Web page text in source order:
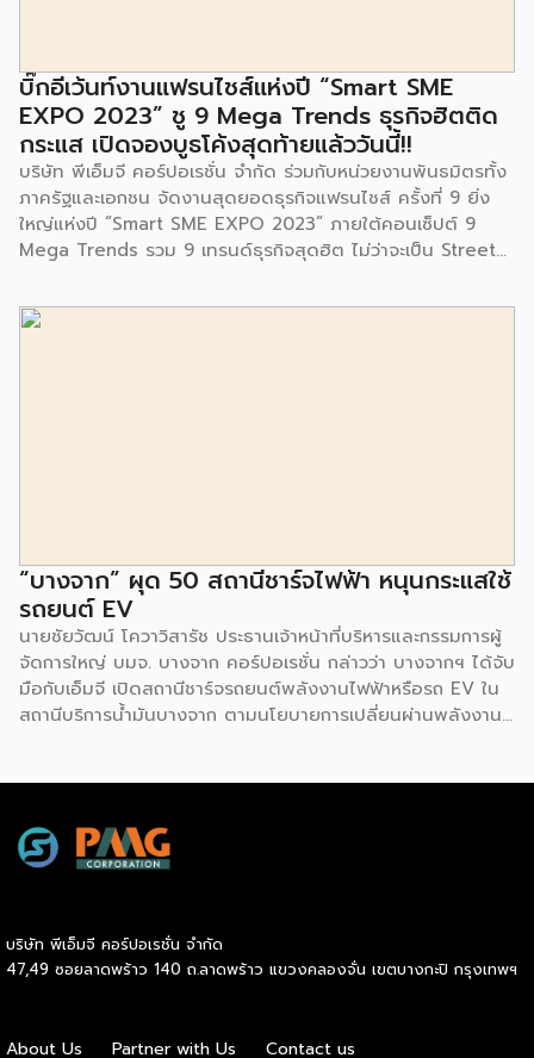
จนประชาชนในชุมชนและพื้นที่ใกล้เคียง รวมถึงคณะครู ผู้ปกครอง
และนักเรียนจากศูนย์พัฒนาเด็กเล็กก่อนวัยเรียน ชุมชนเกาะมุสลิม
ร่วมเป็นเกียรติในพิธีดังกล่าว โครงการกำจัดมูลฝอยด้วยวิธีการ
เผาไหม้ฯ ยังมีกิจกรรมเพื่อสังคมหรือ CSR อื่นๆ อีกมากมาย กับ
ชุมชนรอบๆ พื้นที่โครงการอย่างต่อเนื่อง อาทิ การลงพื้นที่
ประชาสัมพันธ์ […]
บิ๊กอีเว้นท์งานแฟรนไชส์แห่งปี “Smart SME
EXPO 2023” ชู 9 Mega Trends ธุรกิจฮิตติด
กระแส เปิดจองบูธโค้งสุดท้ายแล้ววันนี้!!
บริษัท พีเอ็มจี คอร์ปอเรชั่น จำกัด ร่วมกับหน่วยงานพันธมิตรทั้ง
ภาครัฐและเอกชน จัดงานสุดยอดธุรกิจแฟรนไชส์ ครั้งที่ 9 ยิ่ง
ใหญ่แห่งปี “Smart SME EXPO 2023” ภายใต้คอนเซ็ปต์ 9
Mega Trends รวม 9 เทรนด์ธุรกิจสุดฮิต ไม่ว่าจะเป็น Street
Trends, Coffee & Beverage Trends, Education Trends,
Health & Wellness Trends, E-Commerce Trends,
“บางจาก” ผุด 50 สถานีชาร์จไฟฟ้า หนุนกระแสใช้
รถยนต์ EV
นายชัยวัฒน์ โควาวิสารัช ประธานเจ้าหน้าที่บริหารและกรรมการผู้
จัดการใหญ่ บมจ. บางจาก คอร์ปอเรชั่น กล่าวว่า บางจากฯ ได้จับ
มือกับเอ็มจี เปิดสถานีชาร์จรถยนต์พลังงานไฟฟ้าหรือรถ EV ใน
สถานีบริการน้ำมันบางจาก ตามนโยบายการเปลี่ยนผ่านพลังงาน
สถานีบริการน้ำมันบางจากมีสถานีชาร์จรถ EV ทั้งในกรุงเทพฯ
และต่างจังหวัด ครอบคลุมทั่วประเทศ .โดยความร่วมมือครั้งนี้
สถานีชาร์จรถยนต์ไฟฟ้า “MG Super Charge” ในสถานีบริการ
น้ำมันบางจาก ครอบคลุมทั้งในเขตกรุงเทพฯ นนทบุรีและ
บริษัท พีเอ็มจี คอร์ปอเรชั่น จำกัด
47,49 ซอยลาดพร้าว 140 ถ.ลาดพร้าว แขวงคลองจั่น เขตบางกะปิ กรุงเทพฯ
About Us Partner with Us Contact us